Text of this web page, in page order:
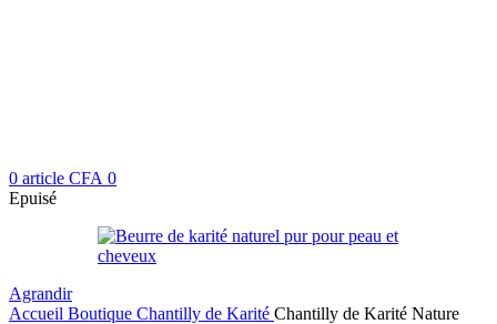
0 article CFA 0
Epuisé
Agrandir
Accueil Boutique Chantilly de Karité Chantilly de Karité Nature